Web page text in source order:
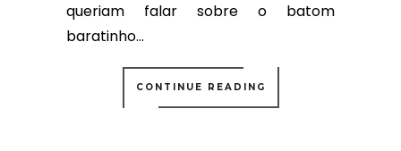
queriam falar sobre o batom
baratinho...
CONTINUE READING